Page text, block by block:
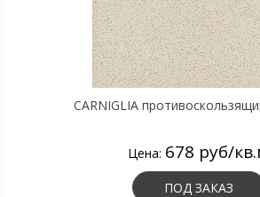
CARNIGLIA
Цена: 678 руб/
ПОД ЗАКАЗ